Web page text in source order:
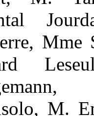
Mme
M.